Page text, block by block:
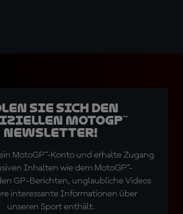
Sie sich den
MotoGP™
Newsletter!
MotoGP™-Konto und erhalte Zugang
Inhalten wie dem MotoGP™-
GP-Berichten, unglaubliche Videos
interessante Informationen über
unseren Sport enthält.